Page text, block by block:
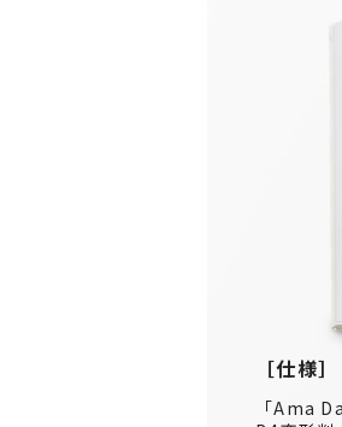
［仕様］
「Ama